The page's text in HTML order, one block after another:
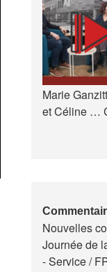
Marie
et Céline …
Nouvelles
Journée de
- Service /